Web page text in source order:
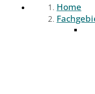
Home